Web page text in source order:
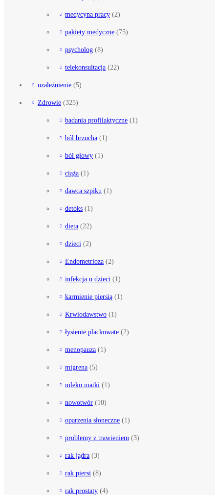
medycyna pracy (2)
pakiety medyczne (75)
psycholog (8)
telekonsultacja (22)
uzależnienie (5)
Zdrowie (325)
badania profilaktyczne (1)
ból brzucha (1)
ból głowy (1)
ciąża (1)
dawca szpiku (1)
detoks (1)
dieta (22)
dzieci (2)
Endometrioza (2)
infekcja u dzieci (1)
karmienie piersią (1)
Krwiodawstwo (1)
łysienie plackowate (2)
menopauza (1)
migrena (5)
mleko matki (1)
nowotwór (10)
oparzenia słoneczne (1)
problemy z trawieniem (3)
rak jądra (3)
rak piersi (8)
rak prostaty (4)